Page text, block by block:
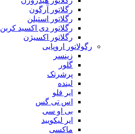
رگلاتور آرگون
رگلاتور استیلن
رگلاتور دی اکسید کربن
رگلاتور اکسیژن
رگولاتور اروپایی
زینسر
گلور
پرشرتک
لینده
ایر فلو
اس تی گس
بی او سی
ایر لیکویید
ماکسی